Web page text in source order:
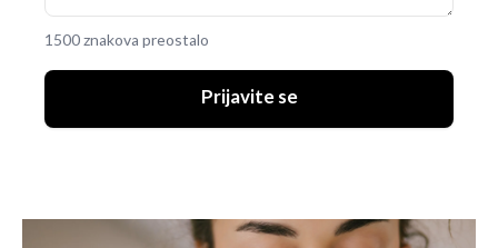
1500 znakova preostalo
Prijavite se